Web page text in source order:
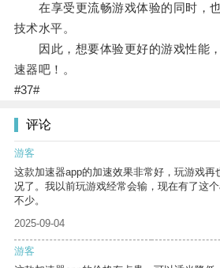
在享受更流畅游戏体验的同时，也
技术水平。
因此，想要体验更好的游戏性能，
速器吧！。
#37#
评论
游客
这款加速器app的加速效果非常好，玩游戏
况了。我以前玩游戏经常会输，现在有了这
不少。
2025-09-04
游客